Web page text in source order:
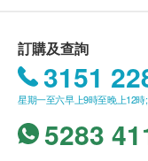
空腹血糖
糖化血色素
25% off
HK$540.0
癌胚抗原 (大腸)
常用於腫瘤篩查和
需時間或客人指明
親身領取：親身
郵寄報告：需於檢
訂購及查詢
3151
星期一至六早上9時至晚上12
5283